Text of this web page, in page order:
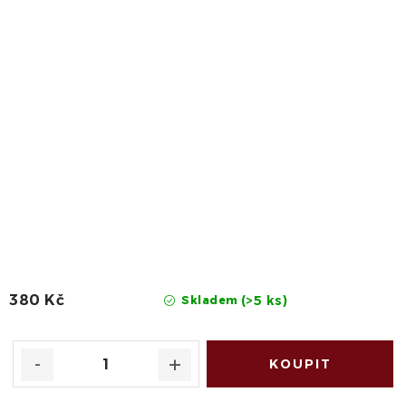
Skladem (>5 ks)
380 Kč